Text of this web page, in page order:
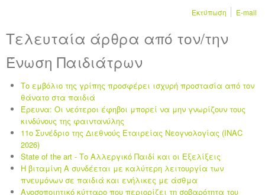
Εκτύπωση E-mail
Τελευταία άρθρα από τον/την
Ένωση Παιδιάτρων
Το εμβόλιο της γρίπης προσφέρει ισχυρή προστασία από τον
θάνατο στα παιδιά
Έρευνα: Οι νεότεροι έφηβοι μπορεί να μην γνωρίζουν τους
κινδύνους της φαιντανύλης
11ο Συνέδριο της Διεθνούς Εταιρείας Νεογνολογίας (INAC
2026)
State of the art - Το Αλλεργικό Παιδί και οι Eξελίξεις
Η βιταμίνη Α συνδέεται με καλύτερη λειτουργία των
πνευμόνων σε παιδιά και ενήλικες με άσθμα
Ανοσοποιητικό κύτταρο που περιορίζει τη σοβαρότητα του